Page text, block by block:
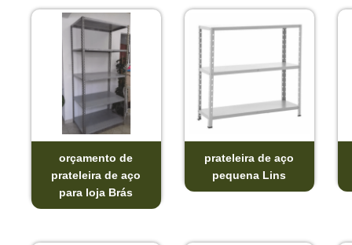
orçamento de
prateleira de aço
para loja Brás
prateleira de aço
pequena Lins